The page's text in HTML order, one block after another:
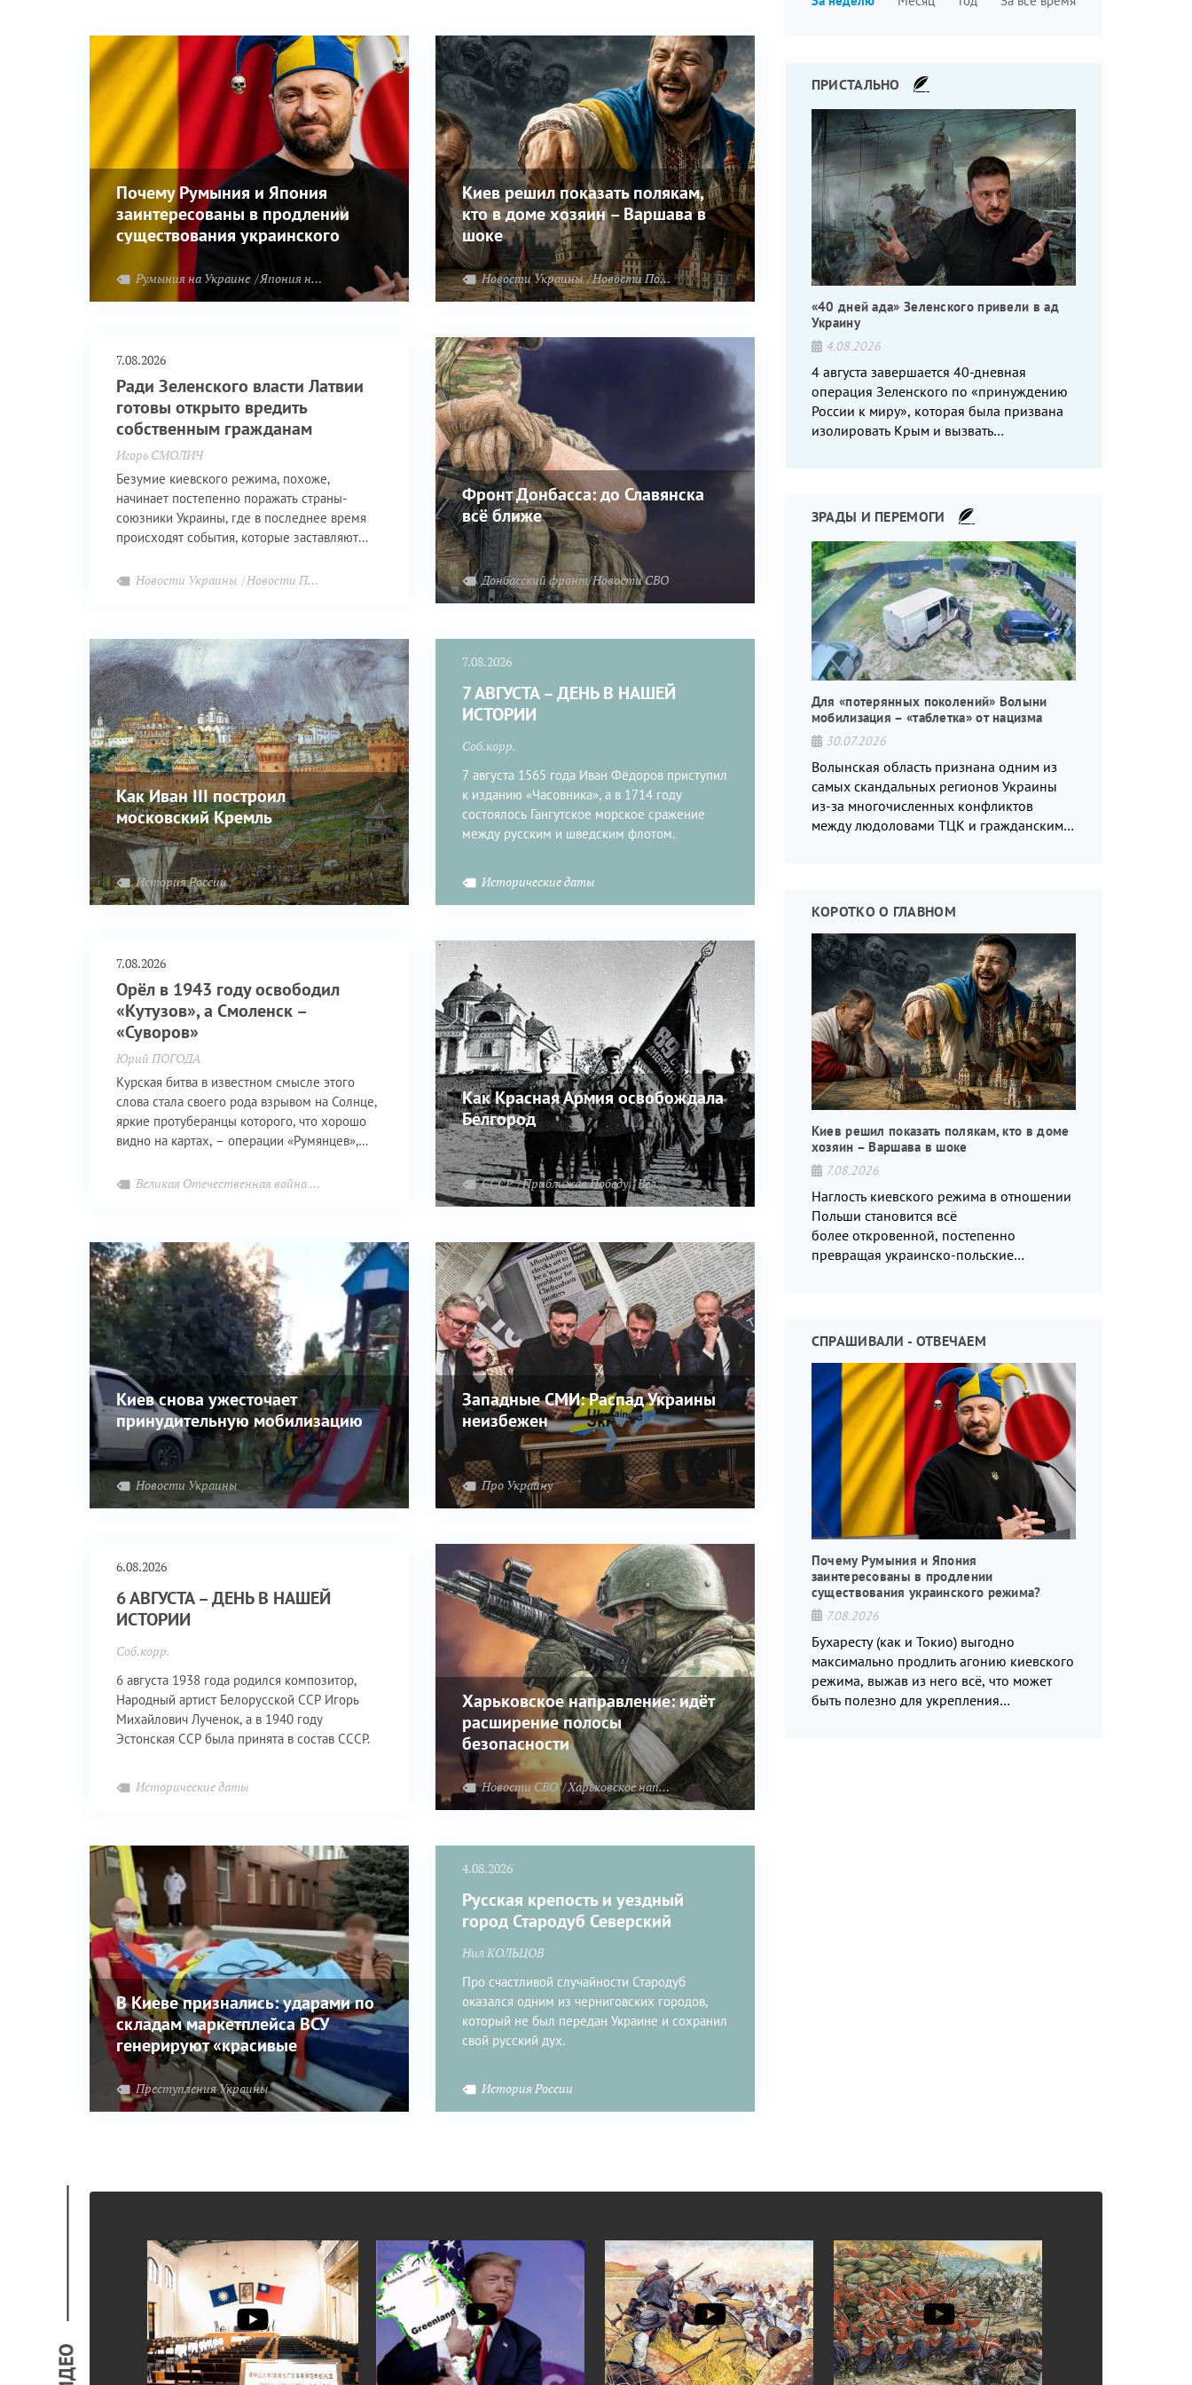
Почему Румыния и Япония
заинтересованы в продлении
существования украинского
режима?
Румыния на Украине Япония на Украине
Киев решил показать полякам,
кто в доме хозяин – Варшава в
шоке
Новости Украины Новости Польши
7.08.2026
Ради Зеленского власти Латвии
готовы открыто вредить
собственным гражданам
Игорь СМОЛИЧ
Безумие киевского режима, похоже,
начинает постепенно поражать страны-
союзники Украины, где в последнее время
происходят события, которые заставляют
инициирует
Новости Украины Новости Прибалтики Новости Белоруссии
Фронт Донбасса: до Славянска
всё ближе
Донбасский фронт/Новости СВО
Как Иван III построил
московский Кремль
История России
7.08.2026
7 АВГУСТА – ДЕНЬ В НАШЕЙ
ИСТОРИИ
Соб.корр.
7 августа 1565 года Иван Фёдоров приступил
к изданию «Часовника», а в 1714 году
состоялось Гангутское морское сражение
между русским и шведским флотом.
Исторические даты
7.08.2026
Орёл в 1943 году освободил
«Кутузов», а Смоленск –
«Суворов»
Юрий ПОГОДА
Курская битва в известном смысле этого
слова стала своего рода взрывом на Солнце,
яркие протуберанцы которого, что хорошо
видно на картах, – операции «Румянцев»,
менее значимые, очистительным огнём
Великая Отечественная война Приближая Победу
Как Красная Армия освобождала
Белгород
СССР Приближая Победу Великая Отечественная война
Киев снова ужесточает
принудительную мобилизацию
Новости Украины
Западные СМИ: Распад Украины
неизбежен
Про Украину
6.08.2026
6 АВГУСТА – ДЕНЬ В НАШЕЙ
ИСТОРИИ
Соб.корр.
6 августа 1938 года родился композитор,
Народный артист Белорусской ССР Игорь
Михайлович Лученок, а в 1940 году
Эстонская ССР была принята в состав СССР.
Исторические даты
Харьковское направление: идёт
расширение полосы
безопасности
Новости СВО Харьковское направление
В Киеве признались: ударами по
складам маркетплейса ВСУ
генерируют «красивые
картинки»
Преступления Украины
4.08.2026
Русская крепость и уездный
город Стародуб Северский
Нил КОЛЬЦОВ
Про счастливой случайности Стародуб
оказался одним из черниговских городов,
который не был передан Украине и сохранил
свой русский дух.
История России
страниц
ПРИСТАЛЬНО
«40 дней ада» Зеленского привели в ад
Украину
4.08.2026
4 августа завершается 40-дневная
операция Зеленского по «принуждению
России к миру», которая была призвана
изолировать Крым и вызвать
ЗРАДЫ И ПЕРЕМОГИ
Для «потерянных поколений» Волыни
мобилизация – «таблетка» от нацизма
30.07.2026
Волынская область признана одним из
самых скандальных регионов Украины
из-за многочисленных конфликтов
между людоловами ТЦК и гражданским
КОРОТКО О ГЛАВНОМ
Киев решил показать полякам, кто в доме
хозяин – Варшава в шоке
7.08.2026
Наглость киевского режима в отношении
Польши становится всё
более откровенной, постепенно
превращая украинско-польские
СПРАШИВАЛИ - ОТВЕЧАЕМ
Почему Румыния и Япония
заинтересованы в продлении
существования украинского режима?
7.08.2026
Бухаресту (как и Токио) выгодно
максимально продлить агонию киевского
режима, выжав из него всё, что может
быть полезно для укрепления